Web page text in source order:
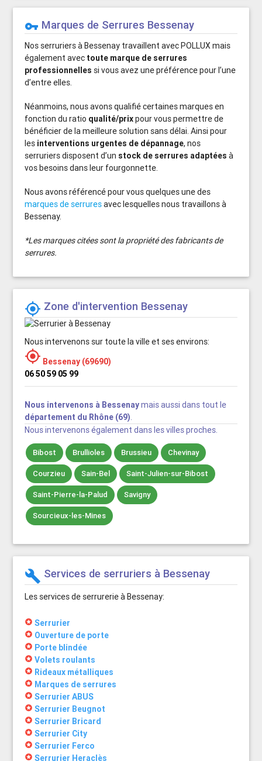
vpn_key Marques de Serrures Bessenay
Nos serruriers à Bessenay travaillent avec POLLUX mais
également avec toute marque de serrures
professionnelles si vous avez une préférence pour l’une
d’entre elles.
Néanmoins, nous avons qualifié certaines marques en
fonction du ratio qualité/prixpour vous permettre de
bénéficier de la meilleure solution sans délai. Ainsi pour
les interventions urgentes de dépannage, nos
serruriers disposent d’un stock de serrures adaptées à
vos besoins dans leur fourgonnette.
Nous avons référencé pour vous quelques une des
marques de serruresavec lesquelles nous travaillons à
Bessenay.
*Les marques citées sont la propriété des fabricants de
serrures.
 Zone d'intervention Bessenay
Nous intervenons sur toute la ville et ses environs:
 Bessenay (69690)
06 50 59 05 99
Nous intervenons à Bessenaymais aussi dans tout le
département du Rhône (69).
Nous intervenons également dans les villes proches.
Bibost Brullioles Brussieu Chevinay
Courzieu Sain-Bel Saint-Julien-sur-Bibost
Saint-Pierre-la-Palud Savigny
Sourcieux-les-Mines
build Services de serruriers à Bessenay
Les services de serrurerie à Bessenay:
stars Serrurier
stars Ouverture de porte
stars Porte blindée
stars Volets roulants
stars Rideaux métalliques
stars Marques de serrures
stars Serrurier ABUS
stars Serrurier Beugnot
stars Serrurier Bricard
stars Serrurier City
stars Serrurier Ferco
stars Serrurier Heraclès